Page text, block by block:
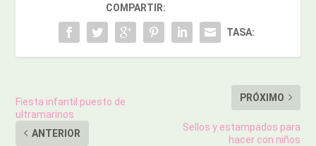
COMPARTIR:
TASA:
Fiesta infantil puesto de
ultramarinos
ANTERIOR
PRÓXIMO
Sellos y estampados para
hacer con niños